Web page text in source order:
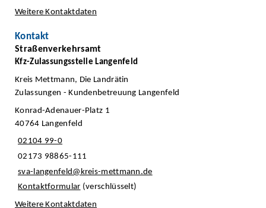
Weitere Kontaktdaten
Kontakt
Straßenverkehrsamt
Kfz-Zulassungsstelle Langenfeld
Kreis Mettmann, Die Landrätin
Zulassungen - Kundenbetreuung Langenfeld
Konrad-Adenauer-Platz 1
40764 Langenfeld
02104 99-0
02173 98865-111
sva-langenfeld@kreis-mettmann.de
Kontaktformular (verschlüsselt)
Weitere Kontaktdaten